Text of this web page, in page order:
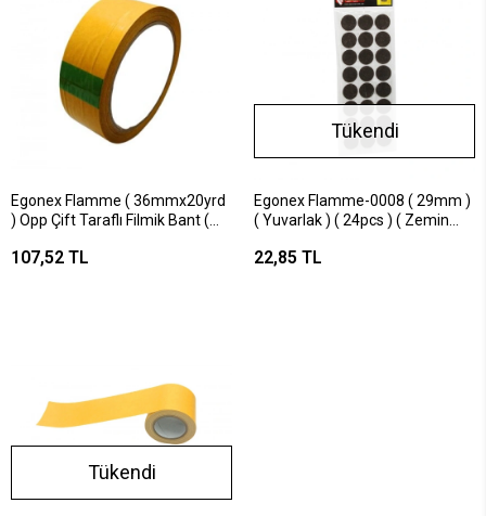
Egonex Flamme ( 36mmx20yrd
) Opp Çift Taraflı Filmik Bant (
107,52 TL
Tükendi
Egonex Flamme-0008 ( 29mm )
( Yuvarlak ) ( 24pcs ) ( Zemin
Yapışkanlı Montaj )*25x36
22,85 TL
Tükendi